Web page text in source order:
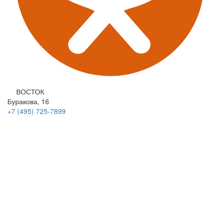
ВОСТОК
Буракова, 16
+7 (495) 725-7899